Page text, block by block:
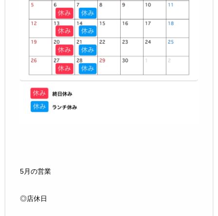
5月の営業
◎店休日